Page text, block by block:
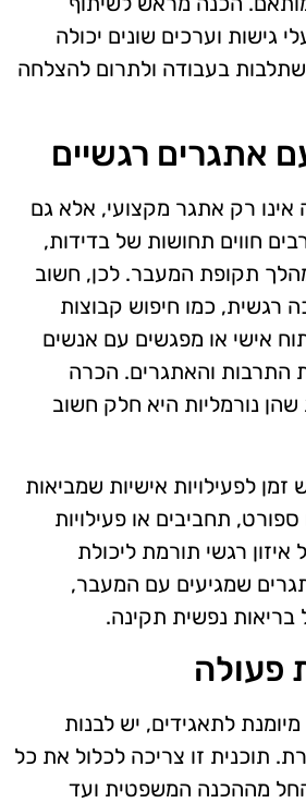
גישות וערכים שונים יכולה
בעבודה ולתרום להצלחה
אתגרים רגשיים
רק אתגר מקצועי, אלא גם
חווים תחושות של בדידות,
תקופת המעבר. לכן, חשוב
רגשית, כמו חיפוש קבוצות
אישי או מפגשים עם אנשים
התרבות והאתגרים. הכרה
נורמליות היא חלק חשוב
זמן לפעילויות אישיות שמביאות
תחביבים או פעילויות
רגשי תורמת ליכולת
שמגיעים עם המעבר,
בריאות נפשית תקינה.
פעולה
לתאגידים, יש לבנות
תוכנית זו צריכה לכלול את כל
מההכנה המשפטית ועד